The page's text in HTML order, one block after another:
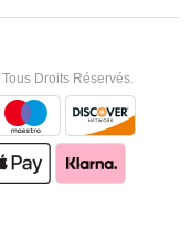
Tous Droits Réservés.